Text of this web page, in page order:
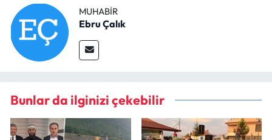
MUHABIR
Ebru Çalık
Bunlar da ilginizi çekebilir